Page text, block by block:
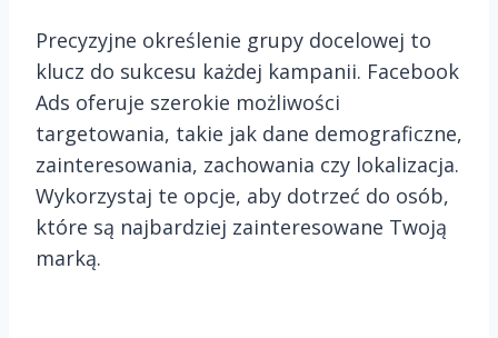
Precyzyjne określenie grupy docelowej to
klucz do sukcesu każdej kampanii. Facebook
Ads oferuje szerokie możliwości
targetowania, takie jak dane demograficzne,
zainteresowania, zachowania czy lokalizacja.
Wykorzystaj te opcje, aby dotrzeć do osób,
które są najbardziej zainteresowane Twoją
marką.